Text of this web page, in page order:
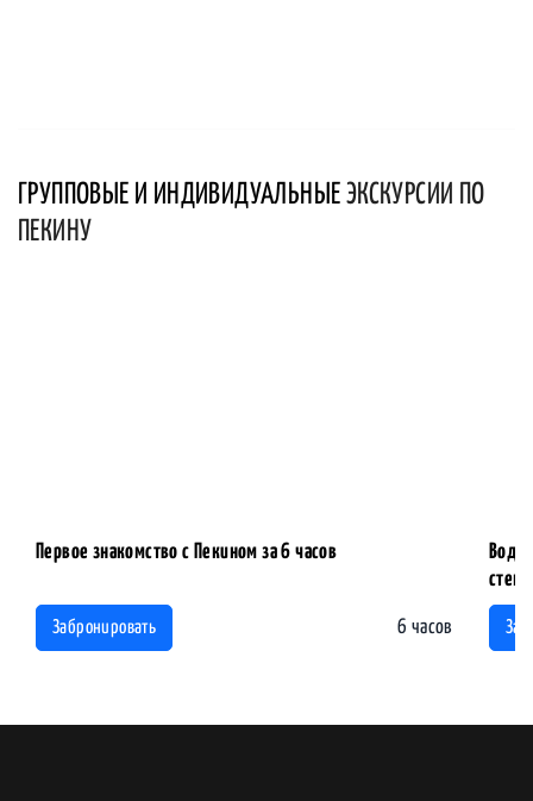
ГРУППОВЫЕ И ИНДИВИДУАЛЬНЫЕ ЭКСКУРСИИ ПО
ПЕКИНУ
Первое знакомство с Пекином за 6 часов
Забронировать 6 часов